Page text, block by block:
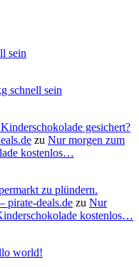
sein
schnell sein
gesichert?
zu Nur morgen zum
kostenlos…
zu plündern.
pirate-deals.de zu Nur
kostenlos…
world!